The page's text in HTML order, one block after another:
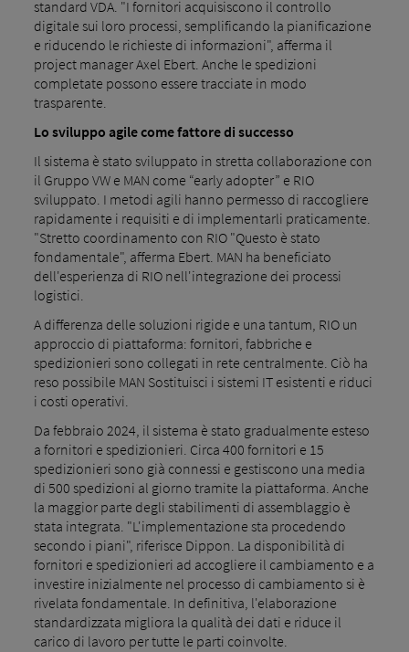
standard VDA. "I fornitori acquisiscono il controllo
digitale sui loro processi, semplificando la pianificazione
e riducendo le richieste di informazioni", afferma il
project manager Axel Ebert. Anche le spedizioni
completate possono essere tracciate in modo
trasparente.
Lo sviluppo agile come fattore di successo
Il sistema è stato sviluppato in stretta collaborazione con
il Gruppo VW e MAN come “early adopter” e RIO
sviluppato. I metodi agili hanno permesso di raccogliere
rapidamente i requisiti e di implementarli praticamente.
"Stretto coordinamento con RIO "Questo è stato
fondamentale", afferma Ebert. MAN ha beneficiato
dell'esperienza di RIO nell'integrazione dei processi
logistici.
A differenza delle soluzioni rigide e una tantum, RIO un
approccio di piattaforma: fornitori, fabbriche e
spedizionieri sono collegati in rete centralmente. Ciò ha
reso possibile MAN Sostituisci i sistemi IT esistenti e riduci
i costi operativi.
Da febbraio 2024, il sistema è stato gradualmente esteso
a fornitori e spedizionieri. Circa 400 fornitori e 15
spedizionieri sono già connessi e gestiscono una media
di 500 spedizioni al giorno tramite la piattaforma. Anche
la maggior parte degli stabilimenti di assemblaggio è
stata integrata. "L'implementazione sta procedendo
secondo i piani", riferisce Dippon. La disponibilità di
fornitori e spedizionieri ad accogliere il cambiamento e a
investire inizialmente nel processo di cambiamento si è
rivelata fondamentale. In definitiva, l'elaborazione
standardizzata migliora la qualità dei dati e riduce il
carico di lavoro per tutte le parti coinvolte.